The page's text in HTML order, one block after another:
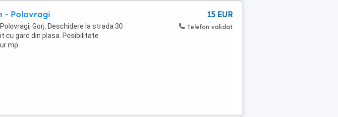
- Polovragi
Gorj. Deschidere la strada 30
cu gard din plasa. Posibilitate
mp.
15 EUR
Telefon validat